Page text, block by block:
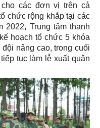
các đơn vị trên cả
chức rộng khắp tại các
2022, Trung tâm thanh
hoạch tổ chức 5 khóa
nâng cao, trong cuối
tục làm lễ xuất quân